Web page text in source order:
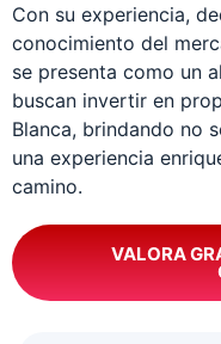
Con su experiencia,
conocimiento del
se presenta como un
buscan invertir en
Blanca, brindando no
una experiencia
camino.
VALORA